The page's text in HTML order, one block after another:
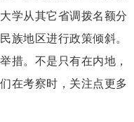
学从其它省调拨名额分
族地区进行政策倾斜。
措。不是只有在内地，
在考察时，关注点更多